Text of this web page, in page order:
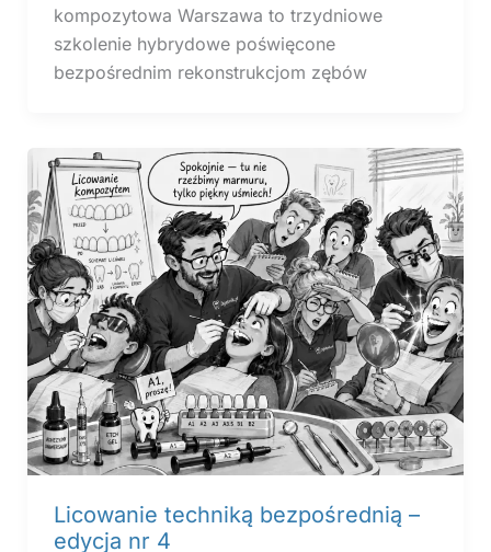
kompozytowa Warszawa to trzydniowe
szkolenie hybrydowe poświęcone
bezpośrednim rekonstrukcjom zębów
Licowanie techniką bezpośrednią –
edycja nr 4